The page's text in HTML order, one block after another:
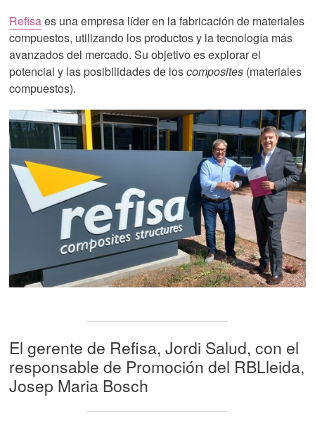
Refisaes una empresa líder en la fabricación de materiales
compuestos, utilizando los productos y la tecnología más
avanzados del mercado. Su objetivo es explorar el
potencial y las posibilidades de loscomposites (materiales
compuestos).
El gerente de Refisa, Jordi Salud, con el
responsable de Promoción del RBLleida,
Josep Maria Bosch